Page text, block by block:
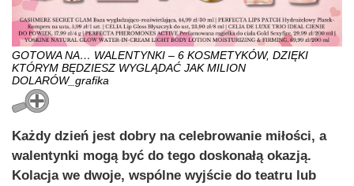
GOTOWA NA… WALENTYNKI – 6 KOSMETYKÓW, DZIĘKI
KTÓRYM BĘDZIESZ WYGLĄDAĆ JAK MILION
DOLARÓW_grafika
Każdy dzień jest dobry na celebrowanie miłości, a
walentynki mogą być do tego doskonałą okazją.
Kolacja we dwoje, wspólne wyjście do teatru lub